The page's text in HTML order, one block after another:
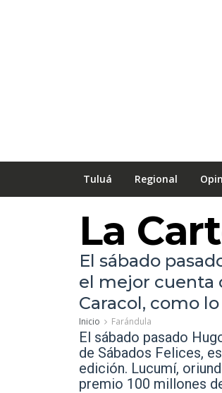
Tuluá Regional
La
El sábado
el mejor cuenta
Caracol, como
Inicio Farándula
El sábado pasado
de Sábados Felices,
edición. Lucumí,
premio 100 millones